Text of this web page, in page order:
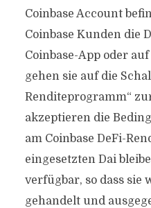
Coinbase Account
Coinbase Kunden die
Coinbase-App oder
gehen sie auf die
Renditeprogramm“
akzeptieren die
am Coinbase DeFi-
eingesetzten Dai
verfügbar, so dass
gehandelt und